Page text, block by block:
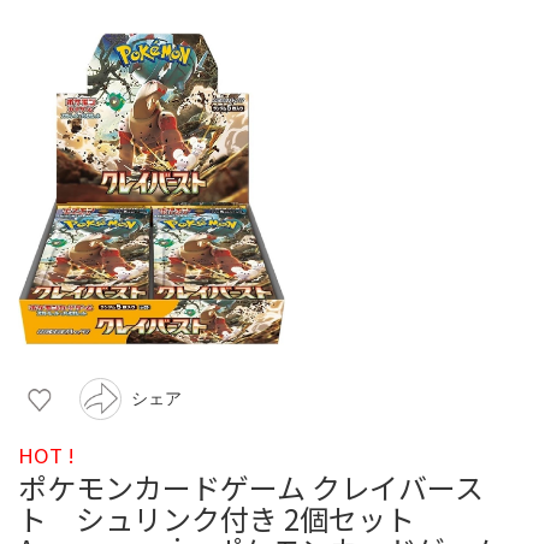
シェア
HOT !
ポケモンカードゲーム クレイバース
ト シュリンク付き 2個セット